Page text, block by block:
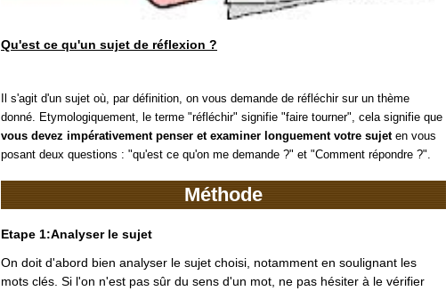
Qu'est ce qu'un sujet de réflexion ?
Il s'agit d'un sujet où, par définition, on vous demande de réfléchir sur un thème
donné. Etymologiquement, le terme "réfléchir" signifie "faire tourner", cela signifie que
vous devez impérativement penser et examiner longuement votre sujet en vous
posant deux questions : "qu'est ce qu'on me demande ?" et "Comment répondre ?".
Méthode
Etape 1:Analyser le sujet
On doit d'abord bien analyser le sujet choisi, notamment en soulignant les
mots clés. Si l'on n'est pas sûr du sens d'un mot, ne pas hésiter à le vérifier